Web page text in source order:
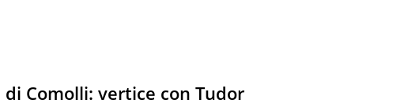
di Comolli: vertice con Tudor